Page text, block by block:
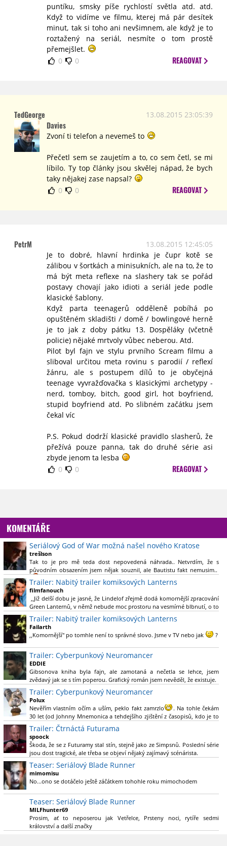
puntíku, smsky píše rychlostí světla atd. atd.
Když to vidíme ve filmu, kterej má pár desítek
minut, tak si toho ani nevšimnem, ale když je to
roztažený na seriál, nesmíte o tom prostě
přemejšlet.
0
0 REAGOVAT
TedGeorge 13.08.2015 23:05:39
Davies
Zvoní ti telefon a nevemeš to
Přečetl sem se zaujetím a to, co sem četl, se mi
líbilo. Ty top články jsou skvělej nápad, že bych
taky nějakej zase napsal?
0
0 REAGOVAT
PetrM
13.08.2015 12:45:05
Je to dobré, hlavní hrdinka je čupr kotě se
zálibou v šortkách a minisukních, ale na to, že to
má být meta reflexe na slashery tak se pořád
postavy chovají jako idioti a seriál jede podle
klasické šablony.
Když parta teenagerů odděleně pobíhá po
opuštěném skladišti / domě / bowlingové herně
je to jak z doby pátku 13. Dospěláky (včetně
policie) nějaké mrtvoly vůbec neberou. Atd.
Pilot byl fajn ve stylu prvního Scream filmu a
sliboval určitou meta rovinu s parodií / reflexí
žánru, ale s postupem dílů to je obyčejná
teenage vyvražďovačka s klasickými archetypy -
nerd, tomboy, bitch, good girl, hot boyfriend,
stupid boyfriend atd. Po slibném začátku jsem
čekal víc
P.S. Pokud dodrží klasické pravidlo slasherů, že
přežívá pouze panna, tak do druhé série asi
zbyde jenom ta lesba
0
0 REAGOVAT
KOMENTÁŘE
Seriálový God of War možná našel nového Kratose
trešlson
Tak to je pro mě teda dost nepovedená náhrada.. Netvrdím, že s
původním obsazením jsem nějak souznil, ale Bautistu fakt nemusim..
Trailer: Nabitý trailer komiksových Lanterns
filmfanouch
,,Již delší dobu je jasné, že Lindelof zřejmě dodá komornější zpracování
Green Lanternů, v němž nebude moc prostoru na vesmírné blbnutí, o to
více se ovšem bude moci nová adaptace odprostit třeba od filmového
Green Lanterna s Ryanem Reynoldsem.´´ Co je na tom
nesrozumitelného?
Trailer: Nabitý trailer komiksových Lanterns
Failarth
,,Komornější" po tomhle není to správné slovo. Jsme v TV nebo jak
?
Nebál bych se říct, že to vypadá skvěle jak po stránce kvantity materiálu,
tak i formou.
Výběr Ulricha Tomsena pro mě velké překvapení a velmi zajímavá volba
bravo.
Chandler je lepší a lepší s každou novou scénou.
Komiksy to mají ted´těžké, paradoxně tomu škodí to všechno kolem
(DC nebo MCU to je buřt) , ale nezasloužilo by si to zářez jen kvůli tomu.
Držím tomu palce.
Trailer: Cyberpunkový Neuromancer
EDDIE
Gibsonova kniha byla fajn, ale zamotaná a nečetla se lehce, jsem
zvědavý jak se s tím poperou. Grafický román jsem nevěděl, že existuje.
Trailer: Cyberpunkový Neuromancer
Polux
Nevěřím vlastním očím a uším, peklo fakt zamrzlo
. Na tohle čekám
30 let (od Johnny Mnemonica a tehdejšího zjištění z časopisů, kdo je to
Gibson a co je jeho debutová kniha zač), přičemž 25 let (od Matrixu,
který pojem cyberpunk dostal do povědomí i obyčejného diváka a
nikoliv fanouška žánru) marně doufám, že si po řadě "duchovních
nástupců", kteří přišli poté (Ghost In The Shell, Alita: Battle Angel,
Altered Carbon, Blade Runner 2049, Cyberpunk 2077, atd.), někdo
konečně vzpomene i na bibli cyberpunku, se kterou to všechno začalo.
Teď už nezbývá nic jiného než se tiše modlit a doufat, že to bude stát za
to
. Plus kudos za sázku na seriál a nikoliv film, snad tvůrci tu
Trailer: Čtrnáctá Futurama
spoock
Škoda, že se z Futuramy stal stín, stejně jako ze Simpsnů. Poslední série
jsou dost tragické, ale třeba se objeví nějaký zajímavý scénárista.
Nedávno začala vycházet nová řada Ricka a Mortyho a já z úžasem zjistil,
že se na to dá opět koukat.
Teaser: Seriálový Blade Runner
mimomisu
No...ono se dotáčelo ještě záčátkem tohohle roku mimochodem
Teaser: Seriálový Blade Runner
MILFhunter69
Prosim, ať to neposerou jak Vetřelce, Prsteny noci, rytíře sedmi
království a další značky